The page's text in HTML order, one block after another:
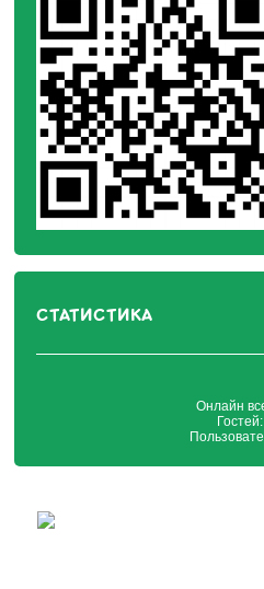
СТАТИСТИКА
Онлайн
Гостей: